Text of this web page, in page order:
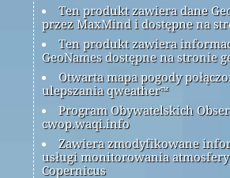
Ten produkt zawiera dane
przez MaxMind i dostępne na
Ten produkt zawiera
GeoNames dostępne na stronie
Otwarta mapa pogody
ulepszania qweather™
Program Obywatelskich
cwop.waqi.info
Zawiera zmodyfikowane
usługi monitorowania
Copernicus